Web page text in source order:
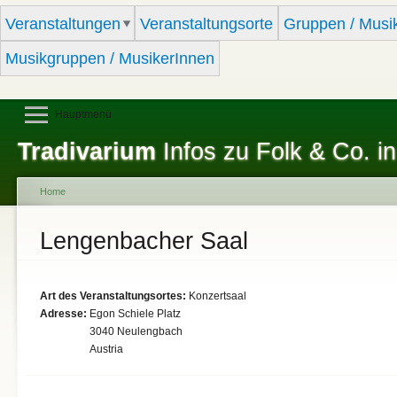
Veranstaltungen Veranstaltungsorte
Gruppen /
Musikgruppen / MusikerInnen
Tradivarium Infos zu Folk & Co.
Hauptmenü
You are here
Home
Lengenbacher Saal
Art des Veranstaltungsortes: Konzertsaal
Adresse: Egon Schiele Platz
3040 Neulengbach
Austria